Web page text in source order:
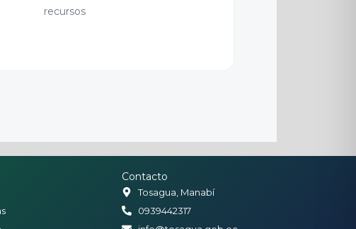
recursos
Contacto
Tosagua, Manabí
0939442317